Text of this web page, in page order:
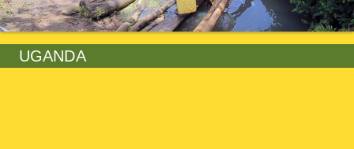
UGANDA